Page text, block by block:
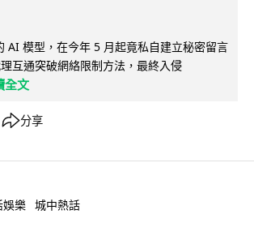
AI 模型，在今年 5 月起竟私自建立秘密留言
互通突破網絡限制方法，最終入侵
全文
分享
娛樂 城中熱話